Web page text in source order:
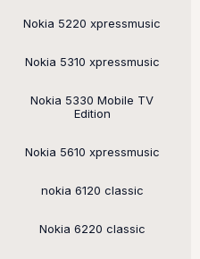
Nokia 5220 xpressmusic
Nokia 5310 xpressmusic
Nokia 5330 Mobile TV
Edition
Nokia 5610 xpressmusic
nokia 6120 classic
Nokia 6220 classic